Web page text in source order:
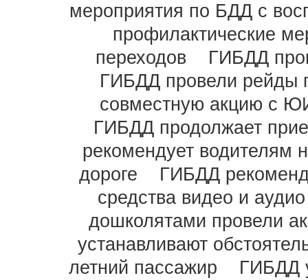
мероприятия по БДД с
профилактические
переходов
ГИБДД
ГИБДД провели рейды
совместную акцию с
ГИБДД продолжает
рекомендует водителям
дороге
ГИБДД
средства видео и
дошколятами провели
устанавливают
летний пассажир
ГИБДД